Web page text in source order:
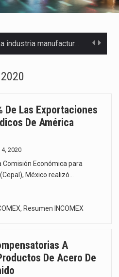
La industria manufacturera de exportación afiliada a Index en Nuevo León ha alcanzado hasta 10%…
El Tribunal Federal de Justicia Administrativa (TFJA), a través de su Segunda Sala Regional en…
De Las Exportaciones
De América
2020
Comisión Económica para
México realizó…
, Resumen INCOMEX
A
De Acero De